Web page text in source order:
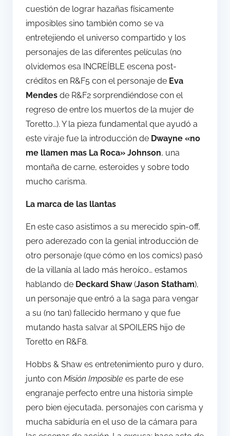
cuestión de lograr hazañas físicamente
imposibles sino también como se va
entretejiendo el universo compartido y los
personajes de las diferentes películas (no
olvidemos esa INCREÍBLE escena post-
créditos en R&F5 con el personaje de Eva
Mendes de R&F2 sorprendiéndose con el
regreso de entre los muertos de la mujer de
Toretto…). Y la pieza fundamental que ayudó a
este viraje fue la introducción de Dwayne «no
me llamen mas La Roca» Johnson, una
montaña de carne, esteroides y sobre todo
mucho carisma.
La marca de las llantas
En este caso asistimos a su merecido spin-off,
pero aderezado con la genial introducción de
otro personaje (que cómo en los comics) pasó
de la villanía al lado más heroíco… estamos
hablando de Deckard Shaw(Jason Statham),
un personaje que entró a la saga para vengar
a su (no tan) fallecido hermano y que fue
mutando hasta salvar al SPOILERS hijo de
Toretto en R&F8.
Hobbs & Shaw es entretenimiento puro y duro,
junto con Misión Imposible es parte de ese
engranaje perfecto entre una historia simple
pero bien ejecutada, personajes con carisma y
mucha sabiduría en el uso de la cámara para